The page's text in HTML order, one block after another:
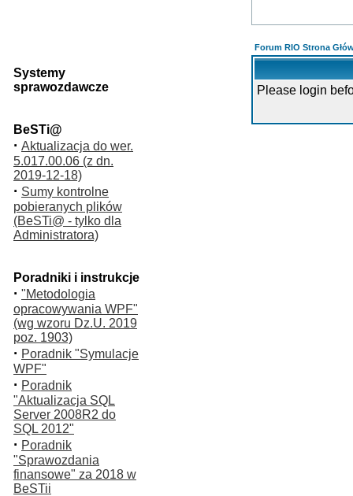
Systemy
sprawozdawcze
BeSTi@
· Aktualizacja do wer.
5.017.00.06 (z dn.
2019-12-18)
· Sumy kontrolne
pobieranych plików
(BeSTi@ - tylko dla
Administratora)
Poradniki i instrukcje
· "Metodologia
opracowywania WPF"
(wg wzoru Dz.U. 2019
poz. 1903)
· Poradnik "Symulacje
WPF"
· Poradnik
"Aktualizacja SQL
Server 2008R2 do
SQL 2012"
· Poradnik
"Sprawozdania
finansowe" za 2018 w
BeSTii
Forum RIO Strona
Please login